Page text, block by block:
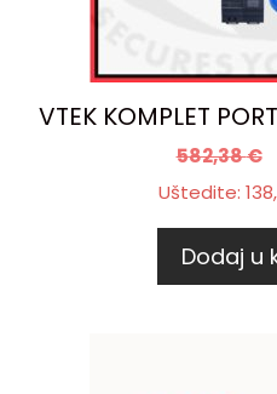
VTEK KOMPLET
582,38€
Uštedite:
Dodaj u